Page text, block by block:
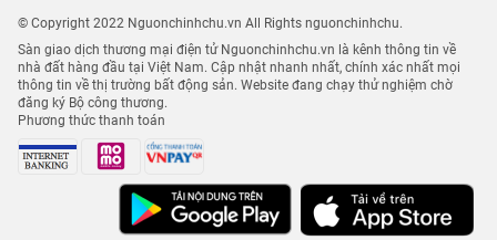
© Copyright 2022 Nguonchinhchu.vn All Rights nguonchinhchu.
Sàn giao dịch thương mại điện tử Nguonchinhchu.vn là kênh thông tin về
nhà đất hàng đầu tại Việt Nam. Cập nhật nhanh nhất, chính xác nhất mọi
thông tin về thị trường bất động sản. Website đang chạy thử nghiệm chờ
đăng ký Bộ công thương.
Phương thức thanh toán